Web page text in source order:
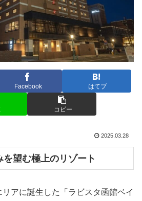
Facebook はてブ
コピー
2025.03.28
望む極上のリゾート
アに誕生した「ラビスタ函館ベイ